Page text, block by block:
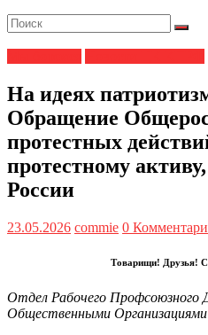
На идеях
Обращение
протестных
протестному
России
23.05.2026 commie 0
Товарищи! Друзья!
Отдел Рабочего Профсоюзного
Общественными